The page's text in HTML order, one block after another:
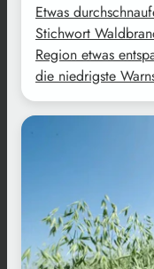
Etwas
Stichwort
Region etwas
die niedrigste